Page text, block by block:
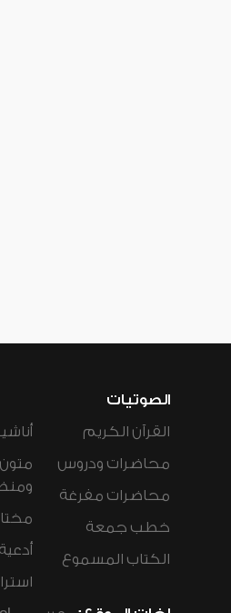
الصوتيات
القرآن الكريم
محاضرات ودروس
محاضرات مفرغة
خطب جمعة
الكتاب المسموع